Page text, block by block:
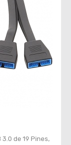
3.0 de 19 Pines,